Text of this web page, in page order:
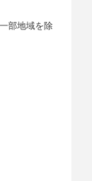
部地域を除